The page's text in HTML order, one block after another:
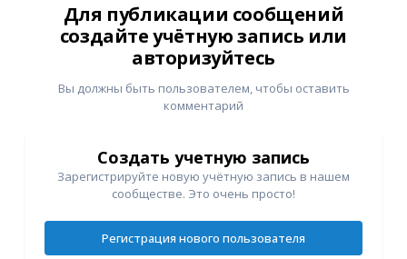
Для публикации сообщений
создайте учётную запись или
авторизуйтесь
Вы должны быть пользователем, чтобы оставить
комментарий
Создать учетную запись
Зарегистрируйте новую учётную запись в нашем
сообществе. Это очень просто!
Регистрация нового пользователя